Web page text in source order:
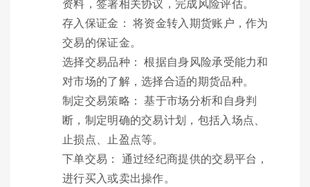
存入保证金： 将资金转入期货账户，作为
交易的保证金。
选择交易品种： 根据自身风险承受能力和
对市场的了解，选择合适的期货品种。
制定交易策略： 基于市场分析和自身判
断，制定明确的交易计划，包括入场点、
止损点、止盈点等。
下单交易： 通过经纪商提供的交易平台，
进行买入或卖出操作。